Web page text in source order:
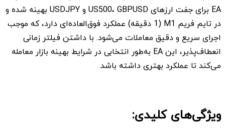
EA برای جفت ارزهای US500، GBPUSD و USDJPY بهینه شده و
در تایم فریم M1 (1 دقیقه) عملکرد فوق‌العاده‌ای دارد، که موجب
اجرای سریع و دقیق معاملات می‌شود. با داشتن فیلتر زمانی
انعطاف‌پذیر، این EA به‌طور انتخابی در شرایط بهینه بازار معامله
می‌کند تا عملکرد بهتری داشته باشد.
ویژگی‌های کلیدی: